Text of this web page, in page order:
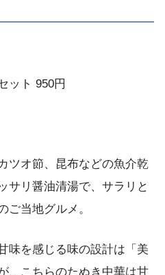
ット 950円
ツオ節、昆布などの魚介乾
サリ醤油清湯で、サラリと
ご当地グルメ。
味を感じる味の設計は「美
、こちらのたぬき中華は甘